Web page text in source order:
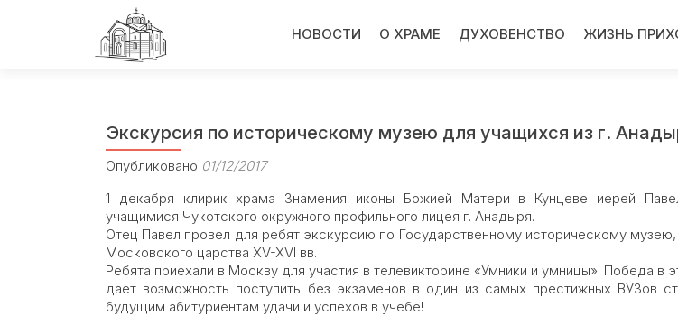
кНОВОСТИ О ХРАМЕ ДУХОВЕНСТВО ЖИЗНЬ
Экскурсия по историческому музею для учащихся из г.
Опубликовано 01/12/2017
1 декабря клирик храма Знамения иконы Божией Матери в Кунцеве иерей
учащимися Чукотского окружного профильного лицея г. Анадыря.
Отец Павел провел для ребят экскурсию по Государственному историческому
Московского царства XV-XVI вв.
Ребята приехали в Москву для участия в телевикторине «Умники и умницы». Победа в
дает возможность поступить без экзаменов в один из самых престижных
будущим абитуриентам удачи и успехов в учебе!